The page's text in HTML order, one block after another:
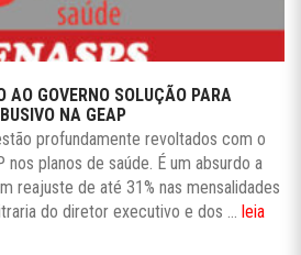
AO GOVERNO SOLUÇÃO PARA
NA GEAP
profundamente revoltados com o
nos planos de saúde. É um absurdo a
reajuste de até 31% nas mensalidades
do diretor executivo e dos ... leia